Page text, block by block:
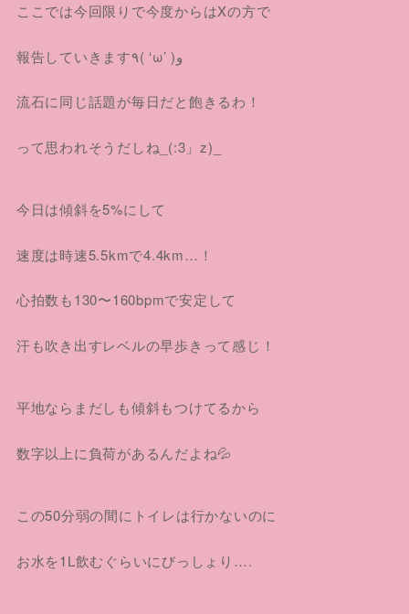
ここでは今回限りで今度からはXの方で
報告していきます٩( ‘ω’ )و
流石に同じ話題が毎日だと飽きるわ！
って思われそうだしね_(:3」z)_
今日は傾斜を5%にして
速度は時速5.5kmで4.4km…！
心拍数も130〜160bpmで安定して
汗も吹き出すレベルの早歩きって感じ！
平地ならまだしも傾斜もつけてるから
数字以上に負荷があるんだよね💦
この50分弱の間にトイレは行かないのに
お水を1L飲むぐらいにびっしょり….